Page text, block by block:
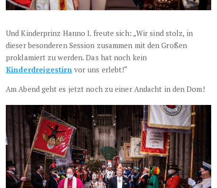
Und Kinderprinz Hanno I. freute sich: „Wir sind stolz, in
dieser besonderen Session zusammen mit den Großen
proklamiert zu werden. Das hat noch kein
Kinderdreigestirn vor uns erlebt!“
Am Abend geht es jetzt noch zu einer Andacht in den Dom!